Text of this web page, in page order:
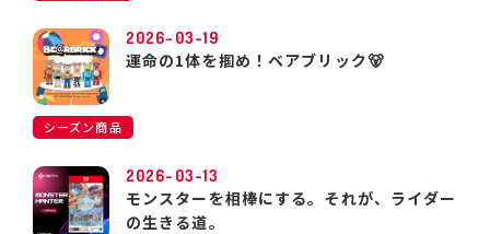
2026-03-19
運命の1体を掴め！ベアブリック🐻
シーズン商品
2026-03-13
モンスターを相棒にする。それが、ライダー
の生きる道。